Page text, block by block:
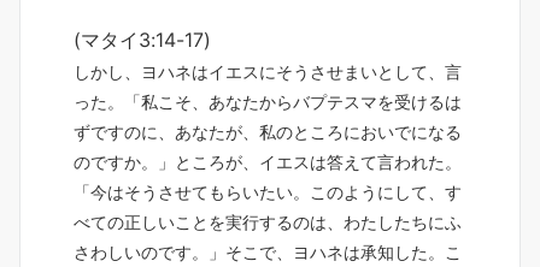
(マタイ3:14-17)
しかし、ヨハネはイエスにそうさせまいとして、言
った。「私こそ、あなたからバプテスマを受けるは
ずですのに、あなたが、私のところにおいでになる
のですか。」ところが、イエスは答えて言われた。
「今はそうさせてもらいたい。このようにして、す
べての正しいことを実行するのは、わたしたちにふ
さわしいのです。」そこで、ヨハネは承知した。こ